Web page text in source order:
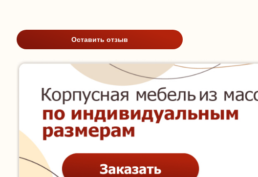
Оставить отзыв